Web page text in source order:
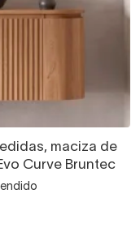
maciza de
Curve Bruntec